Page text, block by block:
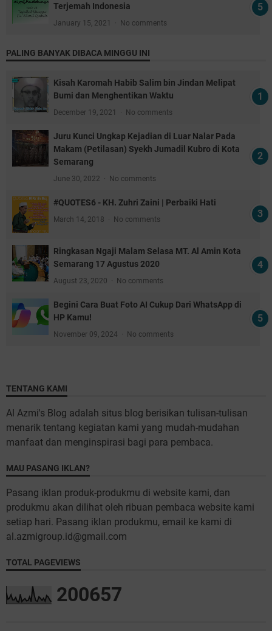
Terjemah Indonesia
January 15, 2021 No comments
PALING BANYAK DIBACA MINGGU INI
Kisah Karomah Habib Salim bin Jindan Melipat
Bumi dan Menghentikan Waktu
December 19, 2021 No comments
Juru Kunci Ungkap Kejadian di Luar Nalar Pada
Makam (Petilasan) Syekh Jumadil Kubro di Kota
Semarang
June 30, 2022 No comments
#QUOTES6 - KH. Zuhri Zaini | Perbaiki Hati
March 14, 2018 No comments
Ringkasan Ngaji Malam Selasa MT. Al Amin Kota
Semarang 17 Agustus 2020
August 23, 2020 No comments
Begini Cara Buat Foto AI Cukup Dari WhatsApp di
HP Kamu!
November 09, 2024 No comments
TENTANG KAMI
Al Azmi's Blog adalah situs blog berisikan tulisan-tulisan
menarik tentang kegiatan kami yang mudah-mudahan
manfaat dan menginspirasi bagi para pembaca.
MAU PASANG IKLAN?
Pasang iklan produk-produkmu di website kami, dan
produkmu akan dilihat oleh ribuan pembaca website kami
setiap hari. Pasang iklan produkmu, email ke kami di
al.azmigroup.id@gmail.com
TOTAL PAGEVIEWS
200657